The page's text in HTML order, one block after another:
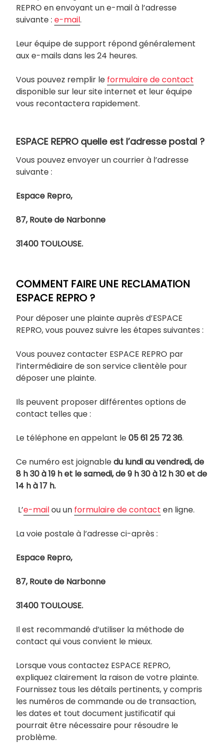
REPRO en envoyant un e-mail à l’adresse
suivante : e-mail.
Leur équipe de support répond généralement
aux e-mails dans les 24 heures.
Vous pouvez remplir le formulaire de contact
disponible sur leur site internet et leur équipe
vous recontactera rapidement.
ESPACE REPRO quelle est l’adresse postal ?
Vous pouvez envoyer un courrier à l’adresse
suivante :
Espace Repro,
87, Route de Narbonne
31400 TOULOUSE.
COMMENT FAIRE UNE RECLAMATION
ESPACE REPRO ?
Pour déposer une plainte auprès d’ESPACE
REPRO, vous pouvez suivre les étapes suivantes :
Vous pouvez contacter ESPACE REPRO par
l’intermédiaire de son service clientèle pour
déposer une plainte.
Ils peuvent proposer différentes options de
contact telles que :
Le téléphone en appelant le05 61 25 72 36.
Ce numéro est joignabledu lundi au vendredi, de
8 h 30 à 19 h et le samedi, de 9 h 30 à 12 h 30 et de
14 h à 17 h.
L’e-mailou un formulaire de contact en ligne.
La voie postale à l’adresse ci-après :
Espace Repro,
87, Route de Narbonne
31400 TOULOUSE.
Il est recommandé d’utiliser la méthode de
contact qui vous convient le mieux.
Lorsque vous contactez ESPACE REPRO,
expliquez clairement la raison de votre plainte.
Fournissez tous les détails pertinents, y compris
les numéros de commande ou de transaction,
les dates et tout document justificatif qui
pourrait être nécessaire pour résoudre le
problème.